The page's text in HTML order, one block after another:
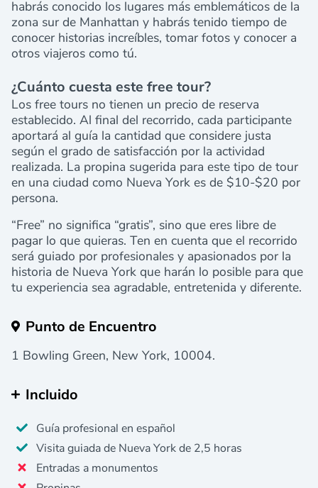
habrás conocido los lugares más emblemáticos de la
zona sur de Manhattan y habrás tenido tiempo de
conocer historias increíbles, tomar fotos y conocer a
otros viajeros como tú.
¿Cuánto cuesta este free tour?
Los free tours no tienen un precio de reserva
establecido. Al final del recorrido, cada participante
aportará al guía la cantidad que considere justa
según el grado de satisfacción por la actividad
realizada. La propina sugerida para este tipo de tour
en una ciudad como Nueva York es de $10-$20 por
persona.
“Free” no significa “gratis”, sino que eres libre de
pagar lo que quieras. Ten en cuenta que el recorrido
será guiado por profesionales y apasionados por la
historia de Nueva York que harán lo posible para que
tu experiencia sea agradable, entretenida y diferente.
Punto de Encuentro
1 Bowling Green, New York, 10004.
Incluido
Guía profesional en español
Visita guiada de Nueva York de 2,5 horas
Entradas a monumentos